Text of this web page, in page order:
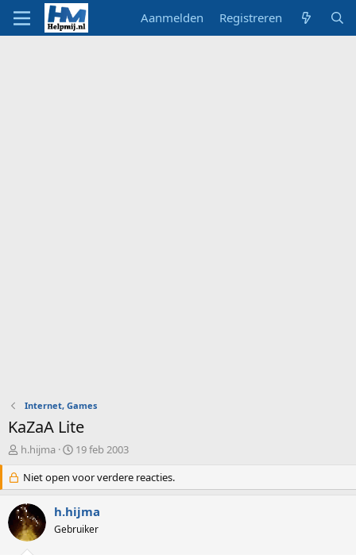
Aanmelden Registreren
Internet, Games
KaZaA Lite
O
d
e
r
w
e
h.hijma
S
a
r
t
d
a
19 feb 2003
Niet open voor verdere reacties.
h.hijma
Gebruiker